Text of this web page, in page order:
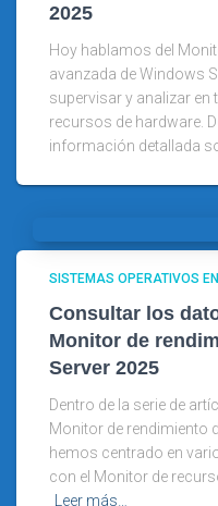
2025
Hoy hablamos del
avanzada de Windows
supervisar y analizar
recursos de hardware.
información detallada
SISTEMAS OPERATIVOS
Consultar los
Monitor de
Server 2025
Dentro de la serie de
Monitor de rendimiento
hemos centrado en
con el Monitor de
Leer más…